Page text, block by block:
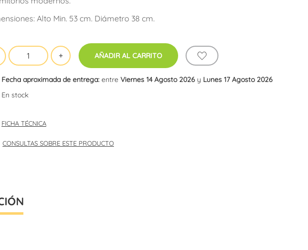
Alto Min. 53 cm. Diámetro 38 cm.
AÑADIR AL CARRITO
Fecha aproximada de entrega: entre Viernes 14 Agosto 2026 y Lunes 17 Agosto 2026
En stock
FICHA TÉCNICA
CONSULTAS SOBRE ESTE PRODUCTO